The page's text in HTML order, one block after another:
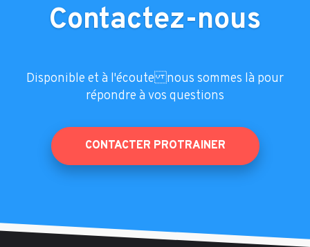
Contactez-nous
Disponible et à l'écoute nous sommes là pour
répondre à vos questions
CONTACTER PROTRAINER